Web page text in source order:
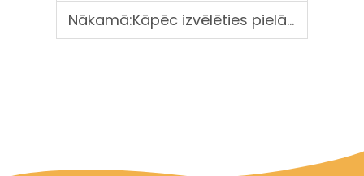
Nākamā:Kāpēc izvēlēties pielāgotus ārējos rotaļu laukumus?